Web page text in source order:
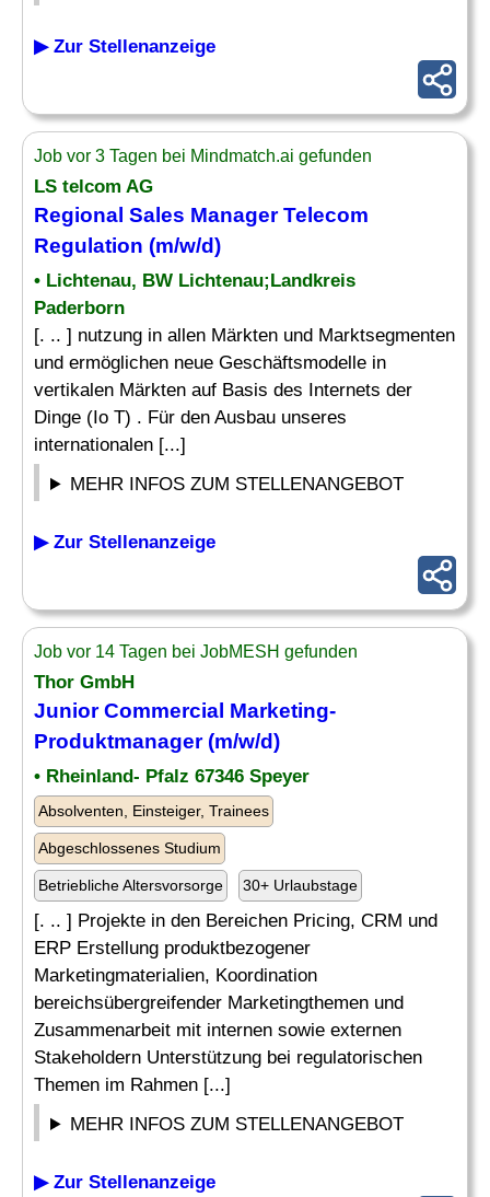
▶ Zur Stellenanzeige
Job vor 3 Tagen bei Mindmatch.ai gefunden
LS telcom AG
Regional Sales ManagerTelecom
Regulation (m/w/d)
• Lichtenau, BW Lichtenau;Landkreis
Paderborn
[. .. ] nutzung in allen Märkten und Marktsegmenten
und ermöglichen neue Geschäftsmodelle in
vertikalen Märkten auf Basis des Internets der
Dinge (Io T) . Für den Ausbau unseres
internationalen [...]
MEHR INFOS ZUM STELLENANGEBOT
▶ Zur Stellenanzeige
Job vor 14 Tagen bei JobMESH gefunden
Thor GmbH
Junior Commercial Marketing-
Produktmanager (m/w/d)
• Rheinland- Pfalz 67346 Speyer
Absolventen, Einsteiger, Trainees
Abgeschlossenes Studium
Betriebliche Altersvorsorge 30+ Urlaubstage
[. .. ] Projekte in den Bereichen Pricing, CRM und
ERP Erstellung produktbezogener
Marketingmaterialien, Koordination
bereichsübergreifender Marketingthemen und
Zusammenarbeit mit internen sowie externen
Stakeholdern Unterstützung bei regulatorischen
Themen im Rahmen [...]
MEHR INFOS ZUM STELLENANGEBOT
▶ Zur Stellenanzeige